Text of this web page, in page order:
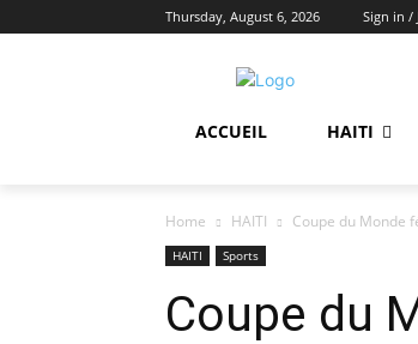
Thursday, August 6, 2026 Sign in /
ACCUEIL HAITI
Home HAITI Coupe du Monde
HAITI Sports
Coupe du